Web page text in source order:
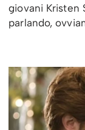
giovani Kristen
parlando,